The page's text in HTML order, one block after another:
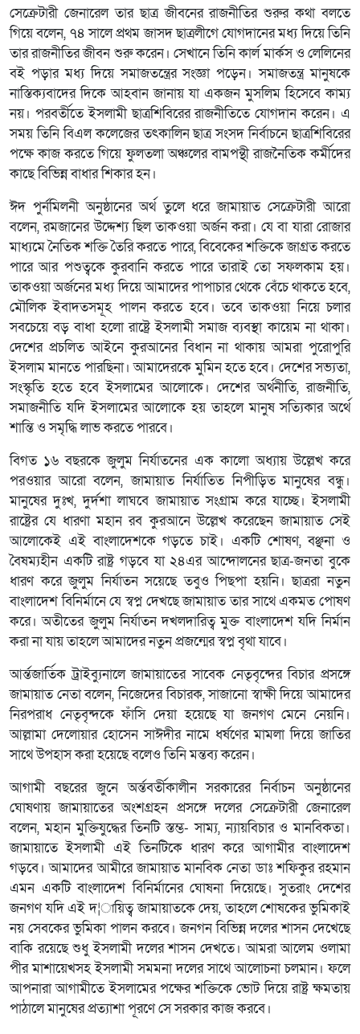
সেক্রেটারী জেনারেল তার ছাত্র জীবনের রাজনীতির শুরুর কথা বলতে
গিয়ে বলেন, ৭৪ সালে প্রথম জাসদ ছাত্রলীগে যোগদানের মধ্য দিয়ে তিনি
তার রাজনীতির জীবন শুরু করেন। সেখানে তিনি কার্ল মার্কস ও লেলিনের
বই পড়ার মধ্য দিয়ে সমাজতন্ত্রের সংজ্ঞা পড়েন। সমাজতন্ত্র মানুষকে
নাস্তিক্যবাদের দিকে আহবান জানায় যা একজন মুসলিম হিসেবে কাম্য
নয়। পরবর্তীতে ইসলামী ছাত্রশিবিরের রাজনীতিতে যোগদান করেন। এ
সময় তিনি বিএল কলেজের তৎকালিন ছাত্র সংসদ নির্বাচনে ছাত্রশিবিরের
পক্ষে কাজ করতে গিয়ে ফুলতলা অঞ্চলের বামপন্থী রাজনৈতিক কর্মীদের
কাছে বিভিন্ন বাধার শিকার হন।
ঈদ পুর্নমিলনী অনুষ্ঠানের অর্থ তুলে ধরে জামায়াত সেক্রেটারী আরো
বলেন, রমজানের উদ্দেশ্য ছিল তাকওয়া অর্জন করা। যে বা যারা রোজার
মাধ্যমে নৈতিক শক্তি তৈরি করতে পারে, বিবেকের শক্তিকে জাগ্রত করতে
পারে আর পশুত্বকে কুরবানি করতে পারে তারাই তো সফলকাম হয়।
তাকওয়া অর্জনের মধ্য দিয়ে আমাদের পাপাচার থেকে বেঁচে থাকতে হবে,
মৌলিক ইবাদতসমূহ পালন করতে হবে। তবে তাকওয়া নিয়ে চলার
সবচেয়ে বড় বাধা হলো রাষ্ট্রে ইসলামী সমাজ ব্যবস্থা কায়েম না থাকা।
দেশের প্রচলিত আইনে কুরআনের বিধান না থাকায় আমরা পুরোপুরি
ইসলাম মানতে পারছিনা। আমাদেরকে মুমিন হতে হবে। দেশের সভ্যতা,
সংস্কৃতি হতে হবে ইসলামের আলোকে। দেশের অর্থনীতি, রাজনীতি,
সমাজনীতি যদি ইসলামের আলোকে হয় তাহলে মানুষ সত্যিকার অর্থে
শান্তি ও সমৃদ্ধি লাভ করতে পারবে।
বিগত ১৬ বছরকে জুলুম নির্যাতনের এক কালো অধ্যায় উল্লেখ করে
পরওয়ার আরো বলেন, জামায়াত নির্যাতিত নিপীড়িত মানুষের বন্ধু।
মানুষের দুঃখ, দুর্দশা লাঘবে জামায়াত সংগ্রাম করে যাচ্ছে। ইসলামী
রাষ্ট্রের যে ধারণা মহান রব কুরআনে উল্লেখ করেছেন জামায়াত সেই
আলোকেই এই বাংলাদেশকে গড়তে চাই। একটি শোষণ, বঞ্ছনা ও
বৈষম্যহীন একটি রাষ্ট্র গড়বে যা ২৪এর আন্দোলনের ছাত্র-জনতা বুকে
ধারণ করে জুলুম নির্যাতন সয়েছে তবুও পিছপা হয়নি। ছাত্ররা নতুন
বাংলাদেশ বিনির্মানে যে স্বপ্ন দেখছে জামায়াত তার সাথে একমত পোষণ
করে। অতীতের জুলুম নির্যাতন দখলদারিত্ব মুক্ত বাংলাদেশ যদি নির্মান
করা না যায় তাহলে আমাদের নতুন প্রজন্মের স্বপ্ন বৃথা যাবে।
আর্ন্তজার্তিক ট্রাইব্যুনালে জামায়াতের সাবেক নেতৃবৃন্দের বিচার প্রসঙ্গে
জামায়াত নেতা বলেন, নিজেদের বিচারক, সাজানো স্বাক্ষী দিয়ে আমাদের
নিরপরাধ নেতৃবৃন্দকে ফাঁসি দেয়া হয়েছে যা জনগণ মেনে নেয়নি।
আল্লামা দেলোয়ার হোসেন সাঈদীর নামে ধর্ষণের মামলা দিয়ে জাতির
সাথে উপহাস করা হয়েছে বলেও তিনি মন্তব্য করেন।
আগামী বছরের জুনে অর্ন্তবর্তীকালীন সরকারের নির্বাচন অনুষ্ঠানের
ঘোষণায় জামায়াতের অংশগ্রহন প্রসঙ্গে দলের সেক্রেটারী জেনারেল
বলেন, মহান মুক্তিযুদ্ধের তিনটি স্তম্ভ- সাম্য, ন্যায়বিচার ও মানবিকতা।
জামায়াতে ইসলামী এই তিনটিকে ধারণ করে আগামীর বাংলাদেশ
গড়বে। আমাদের আমীরে জামায়াত মানবিক নেতা ডাঃ শফিকুর রহমান
এমন একটি বাংলাদেশ বিনির্মানের ঘোষনা দিয়েছে। সুতরাং দেশের
জনগণ যদি এই দ¦ায়িত্ব জামায়াতকে দেয়, তাহলে শোষকের ভুমিকাই
নয় সেবকের ভুমিকা পালন করবে। জনগন বিভিন্ন দলের শাসন দেখেছে
বাকি রয়েছে শুধু ইসলামী দলের শাসন দেখতে। আমরা আলেম ওলামা
পীর মাশায়েখসহ ইসলামী সমমনা দলের সাথে আলোচনা চলমান। ফলে
আপনারা আগামীতে ইসলামের পক্ষের শক্তিকে ভোট দিয়ে রাষ্ট্র ক্ষমতায়
পাঠালে মানুষের প্রত্যাশা পূরণে সে সরকার কাজ করবে।